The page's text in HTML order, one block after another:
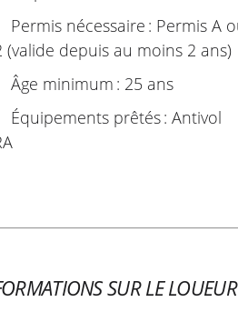
Permis nécessaire : Permis A
(valide depuis au moins 2 ans)
Âge minimum : 25 ans
Équipements prêtés : Antivol
SUR LE